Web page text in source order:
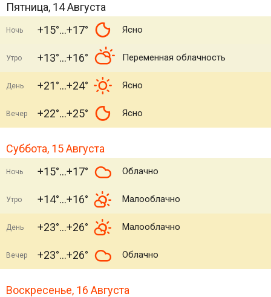
Пятница, 14 Августа
Ночь +15° +17° Ясно
Утро +13° +16° Переменная облачность
День +21° +24° Ясно
Вечер +22° +25° Ясно
Суббота, 15 Августа
Ночь +15° +17° Облачно
Утро +14° +16° Малооблачно
День +23° +26° Малооблачно
Вечер +23° +26° Облачно
Воскресенье, 16 Августа